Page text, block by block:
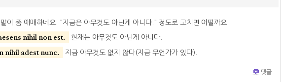
이 좀 애매하네요. "지금은 아무것도 아닌게 아니다." 정도로 고치면 어떨까요
nihil non est. 현재는 아무것도 아닌게 아니다.
nihil adest nunc. 지금 아무것도 없지 않다(지금 무언가가 있다).
댓글